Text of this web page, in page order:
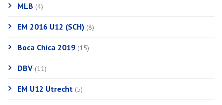
MLB (4)
EM 2016 U12 (SCH) (8)
Boca Chica 2019 (15)
DBV (11)
EM U12 Utrecht (5)